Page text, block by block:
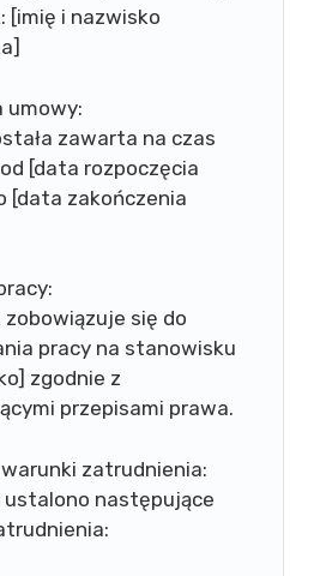
[imię i nazwisko
umowy:
zawarta na czas
[data rozpoczęcia
[data zakończenia
zobowiązuje się do
pracy na stanowisku
zgodnie z
przepisami prawa.
zatrudnienia:
ustalono następujące